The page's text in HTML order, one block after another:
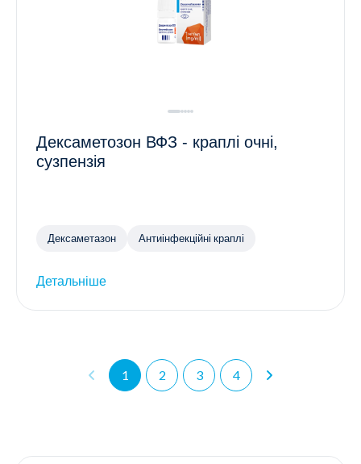
Дексаметозон ВФЗ - краплі очні,
сузпензія
Дексаметазон Антиінфекційні краплі
Детальніше
1 2 3 4